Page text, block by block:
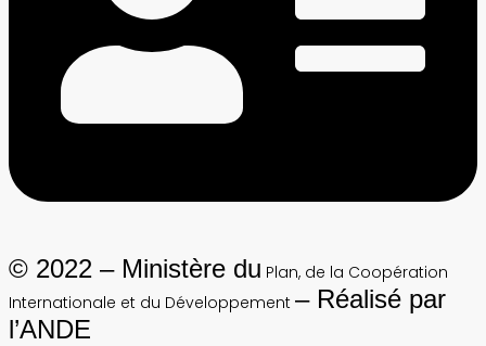
© 2022 – Ministère du Plan, de la Coopération
Internationale et du Développement – Réalisé par
l’ANDE